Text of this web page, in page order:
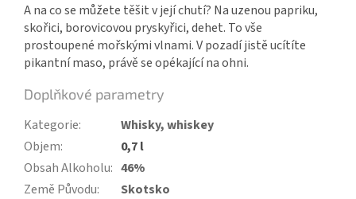
A na co se můžete těšit v její chutí? Na uzenou papriku,
skořici, borovicovou pryskyřici, dehet. To vše
prostoupené mořskými vlnami. V pozadí jistě ucítíte
pikantní maso, právě se opékající na ohni.
Doplňkové parametry
Kategorie:
Whisky, whiskey
Objem:
0,7 l
Obsah Alkoholu: 46%
Země Původu:
Skotsko